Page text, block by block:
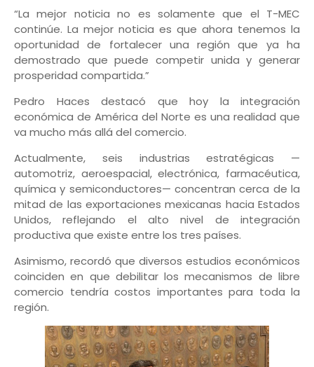
“La mejor noticia no es solamente que el T-MEC
continúe. La mejor noticia es que ahora tenemos la
oportunidad de fortalecer una región que ya ha
demostrado que puede competir unida y generar
prosperidad compartida.”
Pedro Haces destacó que hoy la integración
económica de América del Norte es una realidad que
va mucho más allá del comercio.
Actualmente, seis industrias estratégicas —
automotriz, aeroespacial, electrónica, farmacéutica,
química y semiconductores— concentran cerca de la
mitad de las exportaciones mexicanas hacia Estados
Unidos, reflejando el alto nivel de integración
productiva que existe entre los tres países.
Asimismo, recordó que diversos estudios económicos
coinciden en que debilitar los mecanismos de libre
comercio tendría costos importantes para toda la
región.